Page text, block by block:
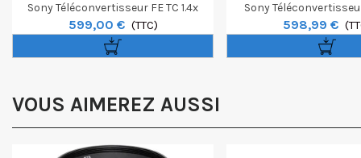
Sony Téléconvertisseur FE TC 1.4x
599,00 € (TTC)
Sony
598,99 €
VOUS AIMEREZ AUSSI